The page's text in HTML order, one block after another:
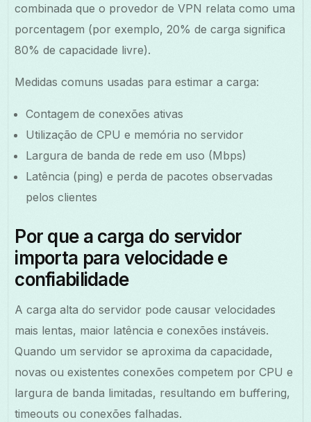
combinada que o provedor de VPN relata como uma
porcentagem (por exemplo, 20% de carga significa
80% de capacidade livre).
Medidas comuns usadas para estimar a carga:
Contagem de conexões ativas
Utilização de CPU e memória no servidor
Largura de banda de rede em uso (Mbps)
Latência (ping) e perda de pacotes observadas
pelos clientes
Por que a carga do servidor
importa para velocidade e
confiabilidade
A carga alta do servidor pode causar velocidades
mais lentas, maior latência e conexões instáveis.
Quando um servidor se aproxima da capacidade,
novas ou existentes conexões competem por CPU e
largura de banda limitadas, resultando em buffering,
timeouts ou conexões falhadas.